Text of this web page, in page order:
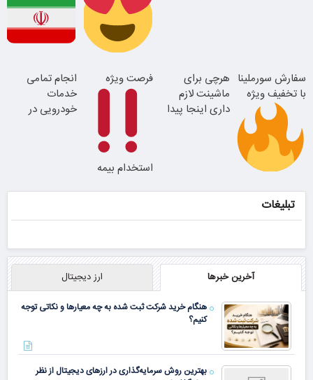
همین الان ببین
با تخفیف ویژه
روزه ساخت!
سفارش سورملینا
با تخفیف ویژه
محدود!!!!
هرچی برای
ماشینت لازم
داری اینجا پیدا
فرصت ویژه
استخدام بیمه
انجام تمامی
خدمات
خودرویی در
تبلیغات
آخرین خبرها ارز دیجیتال
هنگام خرید شرکت ثبت شده به چه معیارها و نکاتی توجه
کنیم؟
بهترین روش سرمایه‌گذاری در ارزهای دیجیتال از نظر